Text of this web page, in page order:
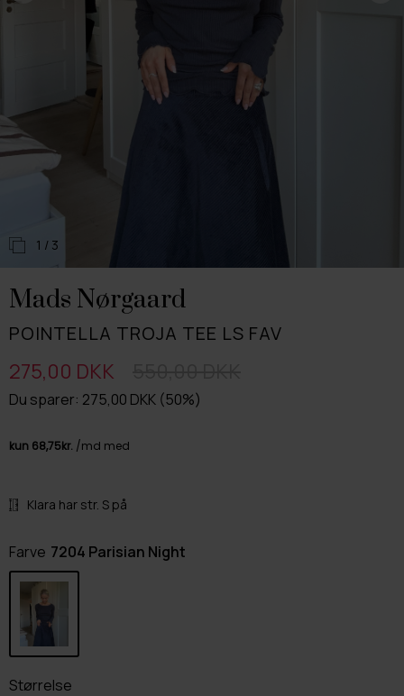
1 / 3
Mads Nørgaard
POINTELLA TROJA TEE LS FAV
Du sparer: 275,00 DKK (50%)
275,00 DKK
Klara har str. S på
Farve 7204 Parisian Night
Størrelse